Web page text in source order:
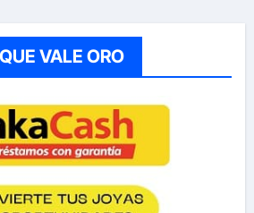
VALE ORO